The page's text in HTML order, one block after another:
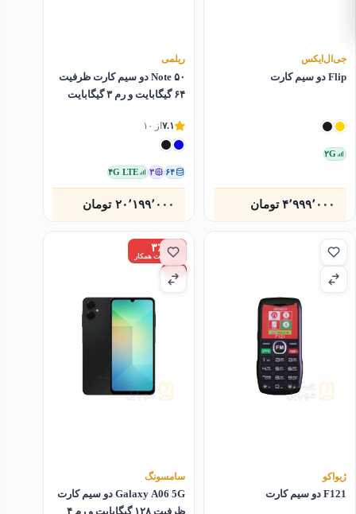
جی‌ال‌ایکس
Flip دو سیم کارت
۲G
۴٬۹۹۹٬۰۰۰ تومان
ریلمی
Note ۵۰ دو سیم کارت ظرفیت
۶۴ گیگابایت و رم ۳ گیگابایت
۷.۱از ۱۰
۶۴ ۳ ۴G LTE
۲۰٬۱۹۹٬۰۰۰ تومان
ژیواکو
F121 دو سیم کارت
۳٪
زیر قیمت همکار
چین
سامسونگ
Galaxy A06 5G دو سیم کارت
ظرفیت ۱۲۸ گیگابایت و رم ۴